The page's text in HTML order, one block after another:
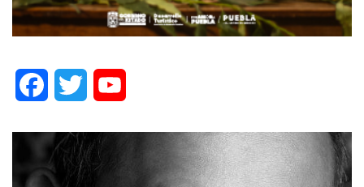
FacebookTwitter